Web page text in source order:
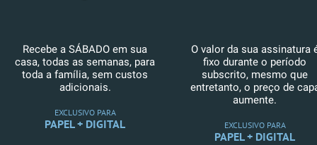
Recebe a SÁBADO em sua
casa, todas as semanas, para
toda a família, sem custos
adicionais.
EXCLUSIVO PARA
PAPEL + DIGITAL
O valor da sua assinatura
fixo durante o período
subscrito, mesmo que
entretanto, o preço de
aumente.
EXCLUSIVO PARA
PAPEL + DIGITAL